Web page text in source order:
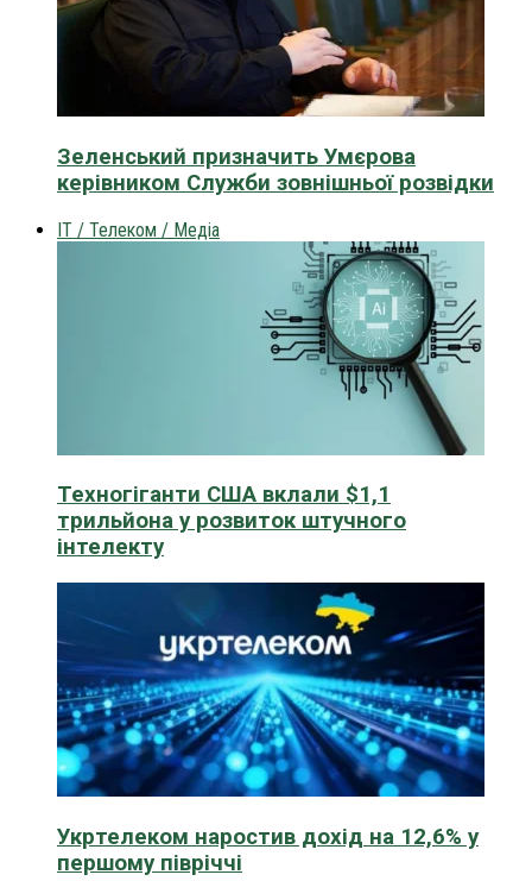
Зеленський призначить Умєрова
керівником Служби зовнішньої розвідки
IT / Телеком / Медіа
Техногіганти США вклали $1,1
трильйона у розвиток штучного
інтелекту
Укртелеком наростив дохід на 12,6% у
першому півріччі